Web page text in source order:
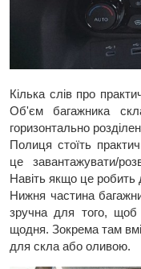
Кілька слів про
Об'єм багажника
горизонтально
Полиця стоїть
це завантажувати/
Навіть якщо це робить
Нижня частина
зручна для того, щоб
щодня. Зокрема там
для скла або оливою.